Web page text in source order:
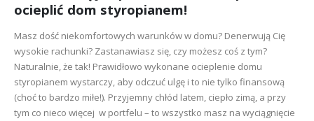
ocieplić dom styropianem!
Masz dość niekomfortowych warunków w domu? Denerwują Cię
wysokie rachunki? Zastanawiasz się, czy możesz coś z tym?
Naturalnie, że tak! Prawidłowo wykonane ocieplenie domu
styropianem wystarczy, aby odczuć ulgę i to nie tylko finansową
(choć to bardzo miłe!). Przyjemny chłód latem, ciepło zimą, a przy
tym co nieco więcej w portfelu – to wszystko masz na wyciągnięcie